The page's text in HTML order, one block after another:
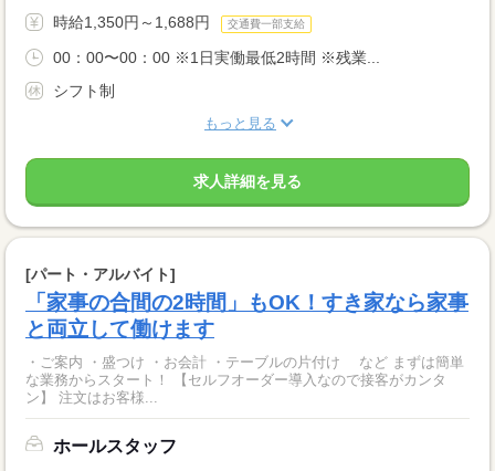
時給1,350円～1,688円 交通費一部支給
00：00〜00：00 ※1日実働最低2時間 ※残業...
シフト制
もっと見る
求人詳細を見る
[パート・アルバイト]
「家事の合間の2時間」もOK！すき家なら家事
と両立して働けます
・ご案内 ・盛つけ ・お会計 ・テーブルの片付け など まずは簡単
な業務からスタート！ 【セルフオーダー導入なので接客がカンタ
ン】 注文はお客様...
ホールスタッフ